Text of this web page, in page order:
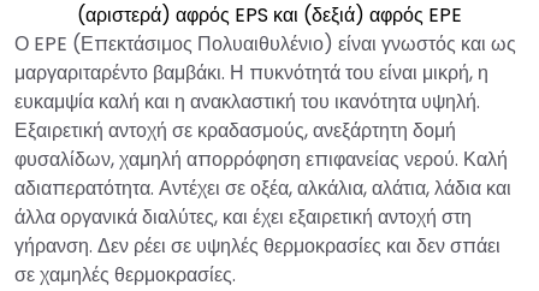
(αριστερά) αφρός EPS και (δεξιά) αφρός EPE
Ο EPE (Επεκτάσιμος Πολυαιθυλένιο) είναι γνωστός και ως
μαργαριταρέντο βαμβάκι. Η πυκνότητά του είναι μικρή, η
ευκαμψία καλή και η ανακλαστική του ικανότητα υψηλή.
Εξαιρετική αντοχή σε κραδασμούς, ανεξάρτητη δομή
φυσαλίδων, χαμηλή απορρόφηση επιφανείας νερού. Καλή
αδιαπερατότητα. Αντέχει σε οξέα, αλκάλια, αλάτια, λάδια και
άλλα οργανικά διαλύτες, και έχει εξαιρετική αντοχή στη
γήρανση. Δεν ρέει σε υψηλές θερμοκρασίες και δεν σπάει
σε χαμηλές θερμοκρασίες.